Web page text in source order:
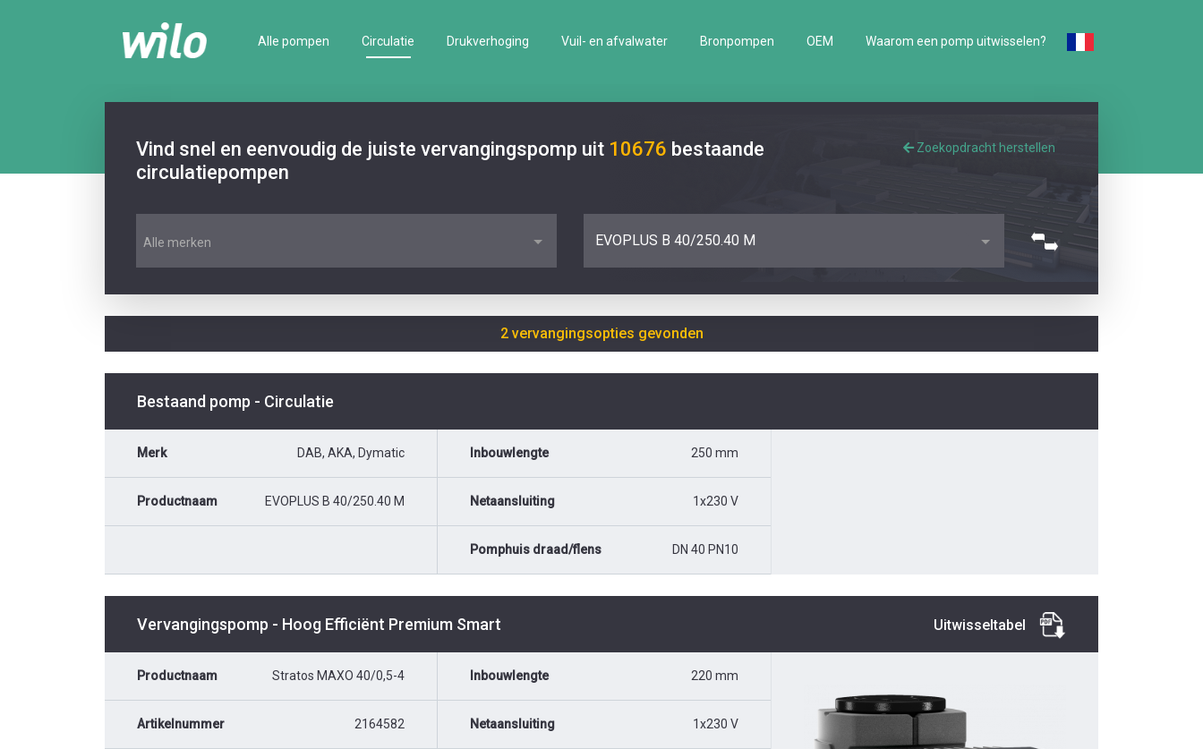
Alle pompen Circulatie Drukverhoging Vuil- en afvalwater Bronpompen OEM Waarom een pomp uitwisselen?
Vind snel en eenvoudig de juiste vervangingspomp uit 10676 bestaande
circulatiepompen
Zoekopdracht herstellen
Alle merken EVOPLUS B 40/250.40 M
2 vervangingsopties gevonden
Bestaand pomp - Circulatie
Merk DAB, AKA, Dymatic
Productnaam EVOPLUS B 40/250.40 M
Inbouwlengte 250 mm
Netaansluiting 1x230 V
Pomphuis draad/flens DN 40 PN10
Vervangingspomp - Hoog Efficiënt Premium Smart Uitwisseltabel
Productnaam Stratos MAXO 40/0,5-4
Artikelnummer 2164582
Inbouwlengte 220 mm
Netaansluiting 1x230 V